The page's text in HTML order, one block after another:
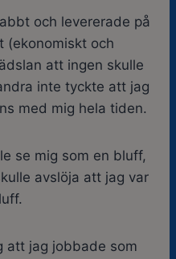
och levererade på
(ekonomiskt och
att ingen skulle
inte tyckte att jag
med mig hela tiden.
se mig som en bluff,
avslöja att jag var
att jag jobbade som